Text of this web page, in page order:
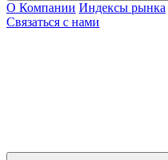
О Компании Индексы рынка
Связаться с нами